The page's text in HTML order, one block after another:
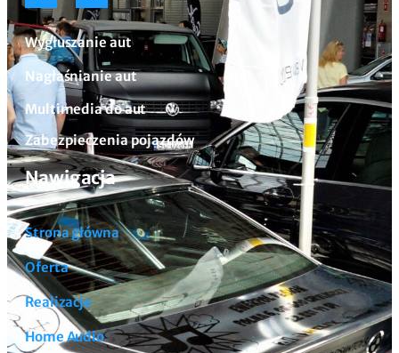
Wygłuszanie aut
Nagłaśnianie aut
Multimedia do aut
Zabezpieczenia pojazdów
Nawigacja
Strona główna
Oferta
Realizacje
Home Audio